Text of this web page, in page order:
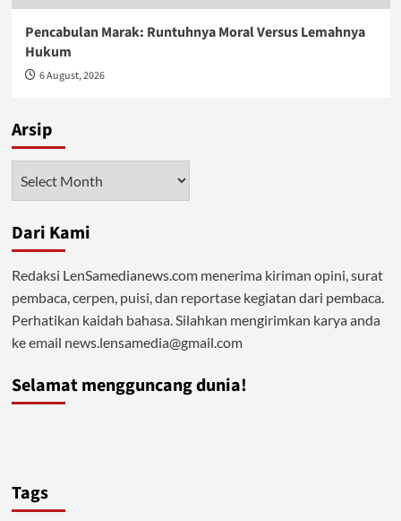
Pencabulan Marak: Runtuhnya Moral Versus Lemahnya
Hukum
6 August, 2026
Arsip
Dari Kami
Redaksi LenSamedianews.com menerima kiriman opini, surat
pembaca, cerpen, puisi, dan reportase kegiatan dari pembaca.
Perhatikan kaidah bahasa. Silahkan mengirimkan karya anda
ke email news.lensamedia@gmail.com
Selamat mengguncang dunia!
Tags